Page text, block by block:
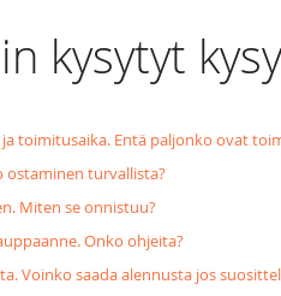
kysytyt
toimitusaika. Entä paljonko ovat
ostaminen turvallista?
Miten se onnistuu?
Onko ohjeita?
Voinko saada alennusta jos